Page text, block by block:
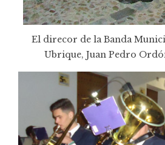
El direcor de la Banda
Ubrique, Juan Pedro